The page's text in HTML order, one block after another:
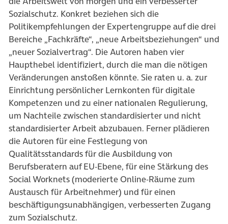
Sozialschutz. Konkret beziehen sich die
Politikempfehlungen der Expertengruppe auf die drei
Bereiche „Fachkräfte“, „neue Arbeitsbeziehungen“ und
„neuer Sozialvertrag“. Die Autoren haben vier
Haupthebel identifiziert, durch die man die nötigen
Veränderungen anstoßen könnte. Sie raten u. a. zur
Einrichtung persönlicher Lernkonten für digitale
Kompetenzen und zu einer nationalen Regulierung,
um Nachteile zwischen standardisierter und nicht
standardisierter Arbeit abzubauen. Ferner plädieren
die Autoren für eine Festlegung von
Qualitätsstandards für die Ausbildung von
Berufsberatern auf EU-Ebene, für eine Stärkung des
Social Worknets (moderierte Online-Räume zum
Austausch für Arbeitnehmer) und für einen
beschäftigungsunabhängigen, verbesserten Zugang
zum Sozialschutz.